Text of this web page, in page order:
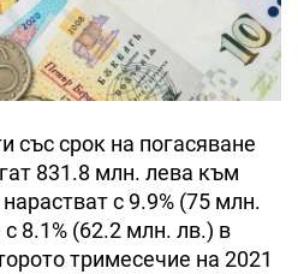
със срок на погасяване
831.8 млн. лева към
с 9.9% (75 млн.
8.1% (62.2 млн. лв.) в
тримесечие на 2021